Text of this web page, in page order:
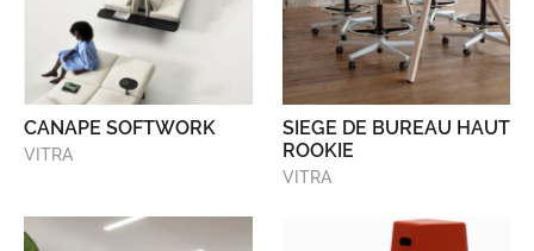
CANAPE SOFTWORK
VITRA
SIEGE DE BUREAU HAUT
ROOKIE
VITRA